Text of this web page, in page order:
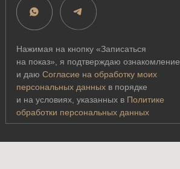
Нажимая на кнопку «Записаться
на показ», я подтверждаю ознакомление
и даю Согласие на обработку моих
персональных данныхв порядке
и на условиях, указанных в Политике
обработки персональных данных